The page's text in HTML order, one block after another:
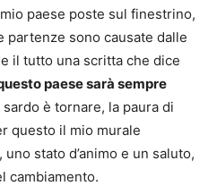
paese poste sul finestrino,
partenze sono causate dalle
il tutto una scritta che dice
paese sarà sempre
è tornare, la paura di
questo il mio murale
stato d’animo e un saluto,
cambiamento.